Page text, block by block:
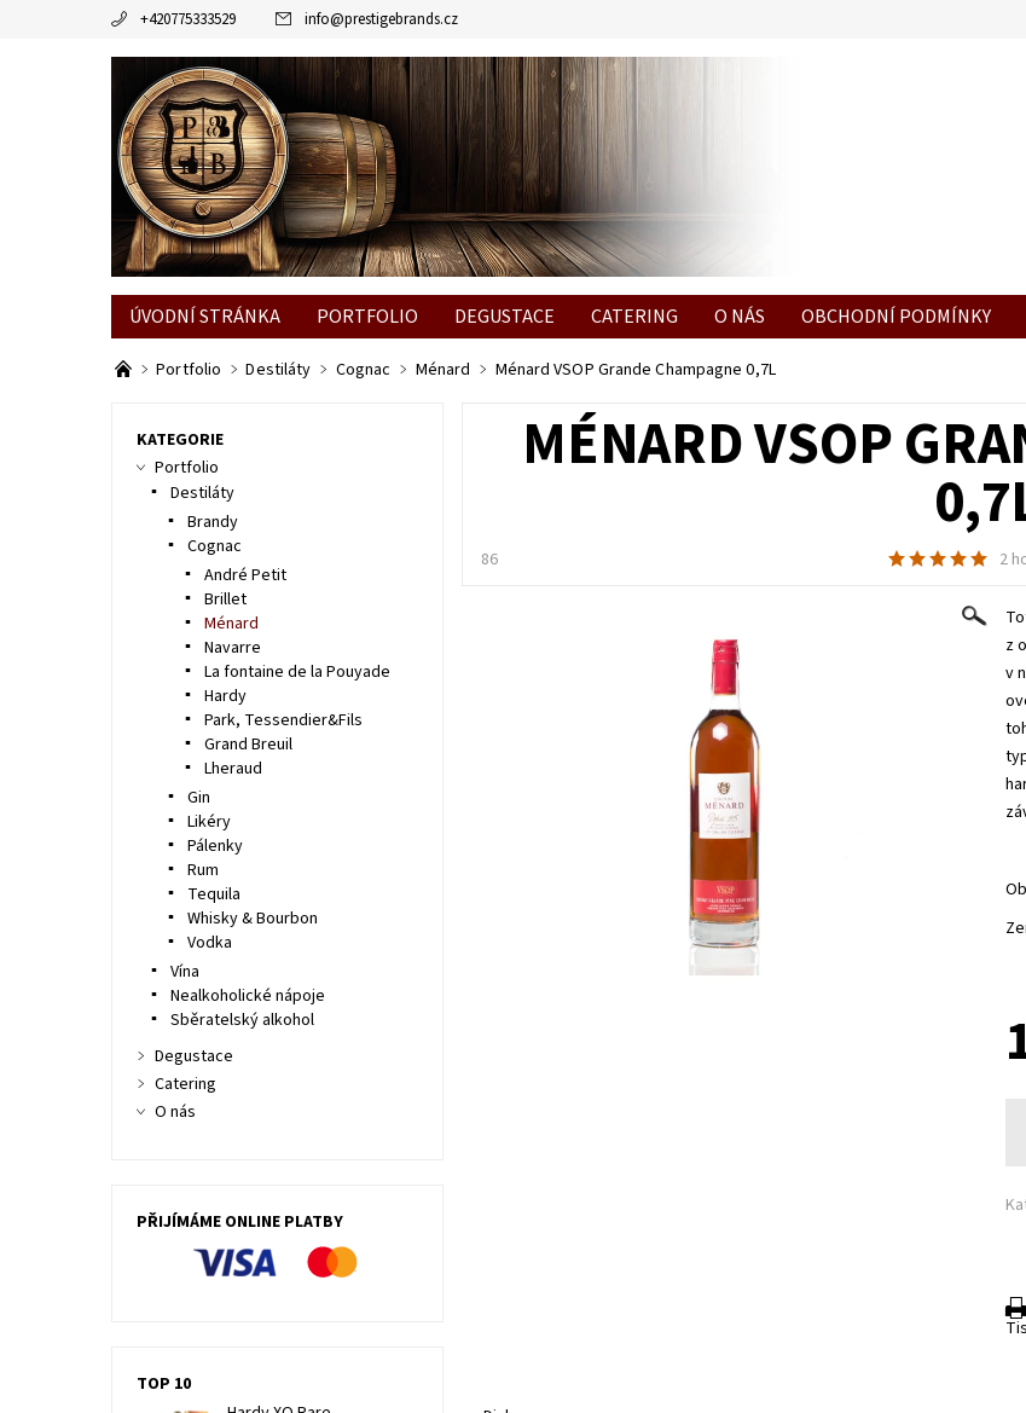
+420775333529 info@prestigebrands.cz
ÚVODNÍ STRÁNKA PORTFOLIO DEGUSTACE CATERING O NÁS OBCHODNÍ PODMÍNKY
Portfolio Destiláty Cognac Ménard Ménard VSOP Grande Champagne 0,7L
MÉNARD VSOP
86 2
z
v
KATEGORIE
Portfolio
Destiláty
Brandy
Cognac
André Petit
Brillet
Ménard
Navarre
La fontaine de la Pouyade
Hardy
Park, Tessendier&Fils
Grand Breuil
Lheraud
Gin
Likéry
Pálenky
Rum
Tequila
Whisky & Bourbon
Vodka
Vína
Nealkoholické nápoje
Sběratelský alkohol
Degustace
Catering
O nás
PŘIJÍMÁME ONLINE PLATBY
TOP 10